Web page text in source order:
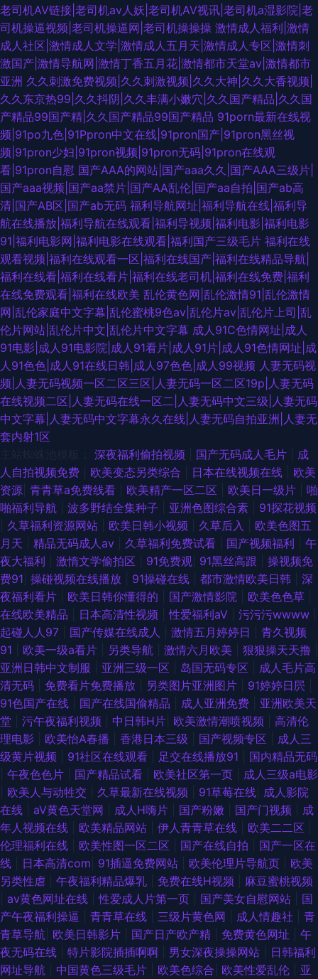
老司机AV链接|老司机av人妖|老司机AV视讯|老司机a湿影院|老
司机操逼视频|老司机操逼网|老司机操操操 激情成人福利|激情
成人社区|激情成人文学|激情成人五月天|激情成人专区|激情刺
激国产|激情导航网|激情丁香五月花|激情都市天堂av|激情都市
亚洲 久久刺激免费视频|久久刺激视频|久久大神|久久大香视频|
久久东京热99|久久抖阴|久久丰满小嫩穴|久久国产精品|久久国
产精品99国产精|久久国产精品99国产精品 91porn最新在线视
频|91po九色|91Ppron中文在线|91pron国产|91pron黑丝视
频|91pron少妇|91pron视频|91pron无码|91pron在线观
看|91pron自慰 国产AAA的网站|国产aaa久久|国产AAA三级片|
国产aaa视频|国产aa禁片|国产AA乱伦|国产aa自拍|国产ab高
清|国产AB区|国产ab无码 福利导航网址|福利导航在线|福利导
航在线播放|福利导航在线观看|福利导视频|福利电影|福利电影
91|福利电影网|福利电影在线观看|福利国产三级毛片 福利在线
观看视频|福利在线观看一区|福利在线国产|福利在线精品导航|
福利在线看|福利在线看片|福利在线老司机|福利在线免费|福利
在线免费观看|福利在线欧美 乱伦黄色网|乱伦激情91|乱伦激情
网|乱伦家庭中文字幕|乱伦蜜桃9色av|乱伦片av|乱伦片上司|乱
伦片网站|乱伦片中文|乱伦片中文字幕 成人91C色情网址|成人
91电影|成人91电影院|成人91看片|成人91片|成人91色情网址|成
人91色色|成人91在线日韩|成人97色色|成人99视频 人妻无码视
频|人妻无码视频一区二区三区|人妻无码一区二区19p|人妻无码
在线视频二区|人妻无码在线一区二|人妻无码中文三级|人妻无码
中文字幕|人妻无码中文字幕永久在线|人妻无码自拍亚洲|人妻无
套内射1区
深夜福利偷拍视频 国产无码成人毛片
成
人自拍视频免费
欧美变态另类综合 日本在线视频在线
欧美
资源 青青草a免费线看 欧美精产一区二区 欧美日一级片
啪
啪福利导航
波多野结全集种子 亚洲色图综合素
91探花视频
久草福利资源网站 欧美日韩小视频 久草后入
欧美色图五
月天
精品无码成人av 久草福利免费试看 国产视频福利
午
夜大福利
激惰文学偷拍区 91免费观 91黑丝高跟
操视频免
费91 操碰视频在线播放 91操碰在线 都市激情欧美日韩
深
夜福利看片
欧美日韩你懂得的 国产激情影院 欧美色色草
在线欧美精品
日本高清性视频 |性爱福利aV 污污污wwww
起碰人人97
国产传媒在线成人 激情五月婷婷日
青久视频
91
欧美一级a看片 另类导航 激情六月欧美 狠狠操天天撸
亚洲日韩中文制服
亚洲三级一区 岛国无码专区
成人毛片高
清无码
免费看片免费播放 另类图片亚洲图片 91婷婷日屄
91色国产在线
国产在线国偷精品 成人亚洲免费
亚洲欧美天
堂
污午夜福利视频 中日韩H片 欧美激情潮喷视频
高清伦
理电影
欧美怡A春播 香港日本三级 国产视频专区
成人三
级黄片视频
91社区在线观看 足交在线播放91
国内精品无码
午夜色色片 国产精品试看 欧美社区第一页
成人三级a电影
欧美人与动牲交 久草最新在线视频 91草莓在线 成人影院
在线
aV黄色天堂网 成人H嗨片 国产粉嫩 国产门视频
成
年人视频在线
欧美精品网站 伊人青青草在线 欧美二二区
伦理福利在线
欧美性图一区二区 国产在线自拍
国产一区在
线
日本高清com 91插逼免费网站 欧美伦理片导航页
欧美
另类性虐
午夜福利精品爆乳 免费在线H视频
麻豆蜜桃视频
av黄色网址在线 |性爱成人片第一页 国产美女自慰网站
国
产午夜福利操逼
青青草在线 三级片黄色网 成人情趣社
青
青草导航 欧美日韩影片 国产日产欧产精 免费黄色网址
午
夜无码在线
特片影院插插啊啊 男女深夜操操网站
日韩福利
网址导航
中国黄色三级毛片 欧美色综合 欧美性爱乱伦 亚